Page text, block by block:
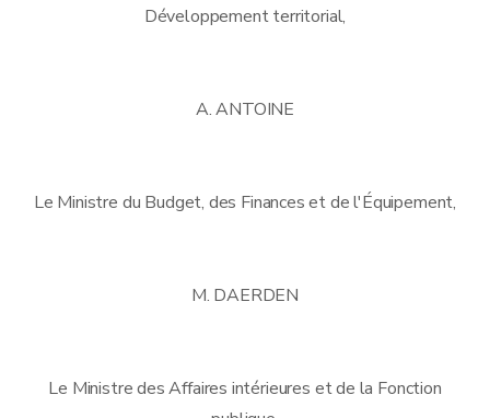
Développement territorial,
A. ANTOINE
Le Ministre du Budget, des Finances et de l'Équipement,
M. DAERDEN
Le Ministre des Affaires intérieures et de la Fonction